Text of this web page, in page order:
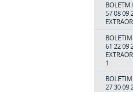
BOLETM
57 08 09
BOLETIM
61 22 09
1
27 30 09